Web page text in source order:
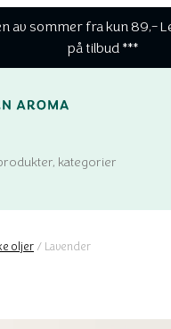
av sommer fra kun 89,-
på tilbud ***
oljer / Lavender